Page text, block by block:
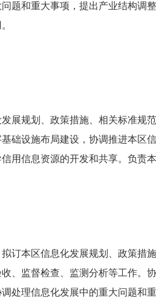
题和重大事项，提出产业结构调
展规划、政策措施、相关标准规
础设施布局建设，协调推进本区
用信息资源的开发和共享。负责
订本区信息化发展规划、政策措
、监督检查、监测分析等工作。
处理信息化发展中的重大问题和重